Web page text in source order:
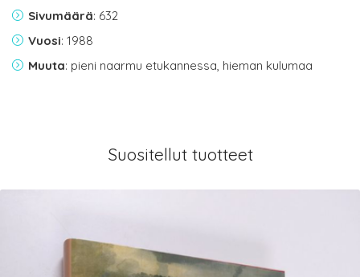
Sivumäärä: 632
Vuosi: 1988
Muuta: pieni naarmu etukannessa, hieman kulumaa
Suositellut tuotteet